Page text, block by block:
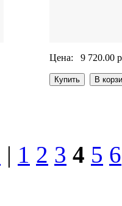
Цена: 9 720.00
| 1 2 3 4 5 6